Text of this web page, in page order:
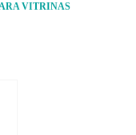
VITRINAS